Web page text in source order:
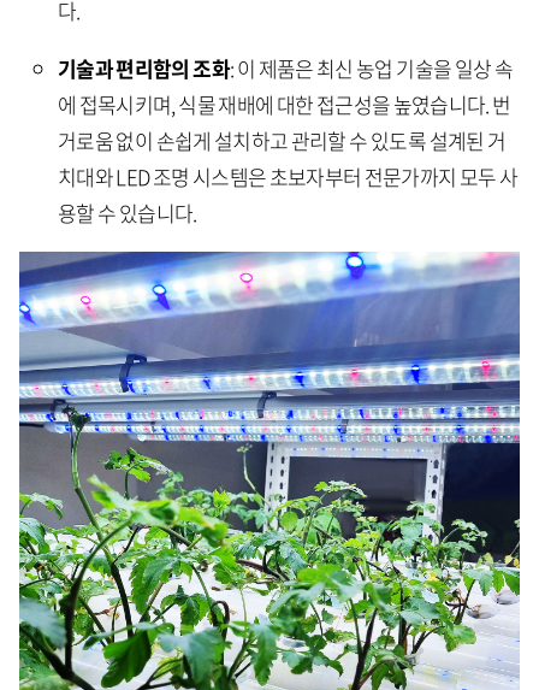
다.
기술과 편리함의 조화: 이 제품은 최신 농업 기술을 일상 속
에 접목시키며, 식물 재배에 대한 접근성을 높였습니다. 번
거로움 없이 손쉽게 설치하고 관리할 수 있도록 설계된 거
치대와 LED 조명 시스템은 초보자부터 전문가까지 모두 사
용할 수 있습니다.